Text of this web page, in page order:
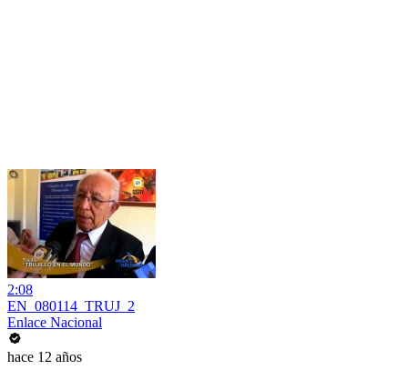
2:08
EN_080114_TRUJ_2
Enlace Nacional
hace 12 años